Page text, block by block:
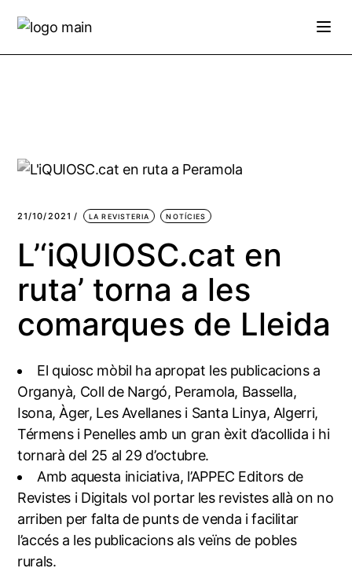
the
21/10/2021 LA REVISTERIA NOTÍCIES
L’‘iQUIOSC.cat en
ruta’ torna a les
comarques de Lleida
El quiosc mòbil ha apropat les publicacions a
Organyà, Coll de Nargó, Peramola, Bassella,
Isona, Àger, Les Avellanes i Santa Linya, Algerri,
Térmens i Penelles amb un gran èxit d’acollida i hi
tornarà del 25 al 29 d’octubre.
Amb aquesta iniciativa, l’APPEC Editors de
Revistes i Digitals vol portar les revistes allà on no
arriben per falta de punts de venda i facilitar
l’accés a les publicacions als veïns de pobles
rurals.